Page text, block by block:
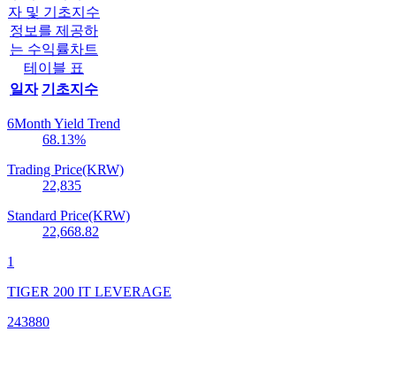
자 및 기초지수
정보를 제공하
는 수익률차트
테이블 표
일자 기초지수
6Month Yield Trend
68.13%
Trading Price(KRW)
22,835
Standard Price(KRW)
22,668.82
1
TIGER 200 IT LEVERAGE
243880